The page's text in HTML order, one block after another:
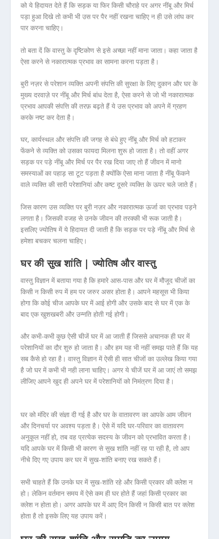
को ये हिदायत देते हैं कि सड़क या फिर किसी चौराहे पर अगर नींबू और मिर्च
पड़ा हुआ दिखे तो कभी भी उस पर पैर नहीं रखना चाहिए न ही उसे लांघ कर
पार करना चाहिए।
तो बता दें कि वास्तु के दृष्टिकोण से इसे अच्छा नहीं माना जाता। कहा जाता है
ऐसा करने से नकारात्मक प्रभाव का सामना करना पड़ता है।
बुरी नज़र से परेशान व्यक्ति अपनी संपत्ति की सुरक्षा के लिए दुकान और घर के
मुख्य दरवाज़े पर नींबू और मिर्च बांध देता है, ऐसा करने से जो भी नकारात्मक
प्रभाव आपकी संपत्ति की तरफ़ बढ़ते हैं ये उस प्रभाव को अपने में ग्रहण
करके नष्ट कर देता है।
घर, कार्यस्थल और संपत्ति की जगह से बंधे हुए नींबू और मिर्च को हटाकर
फेंकने से व्यक्ति को उसका फायदा मिलना शुरू हो जाता है। तो वहीं अगर
सड़क पर पड़े नींबू और मिर्च पर पैर रख दिया जाए तो हैं जीवन में मानो
समस्याओं का पहाड़ सा टूट पड़ता है क्योंकि ऐसा माना जाता है नींबू फेंकने
वाले व्यक्ति की सारी परेशानियां और कष्ट दूसरे व्यक्ति के ऊपर चले जाते हैं।
जिस कारण उस व्यक्ति पर बुरी नज़र और नकारात्मक ऊर्जा का प्रभाव पड़ने
लगता है। जिसकी वजह से उनके जीवन की तरक्की भी रूक जाती है।
इसलिए ज्योतिष में ये हिदायत दी जाती है कि सड़क पर पड़े नींबू और मिर्च से
हमेशा बचकर चलना चाहिए।
घर की सुख शांति | ज्योतिष और वास्तु
वास्तु विज्ञान में बताया गया है कि हमारे आस-पास और घर में मौजूद चीजों का
किसी न किसी रुप में हम पर जरुर असर होता है। आपने महसूस भी किया
होगा कि कोई चीज आपके घर में आई होगी और उसके बाद से घर में एक के
बाद एक खुशखबरी और उन्नति होती गई होगी।
और कभी-कभी कुछ ऐसी चीजें घर में आ जाती हैं जिससे अचानक ही घर में
परेशानियों का दौर शुरु हो जाता है। और हम यह भी नहीं समझ पाते हैं कि यह
सब कैसे हो रहा है। वास्तु विज्ञान में ऐसी ही सात चीजों का उल्लेख किया गया
है जो घर में कभी भी नही लाना चाहिए। अगर ये चीजें घर में आ जाएं तो समझ
लीजिए आपने खुद ही अपने घर में परेशानियों को निमंत्रण दिया है।
घर को मंदिर की संज्ञा दी गई है और घर के वातावरण का आपके आम जीवन
और दिनचर्या पर अवश्य पड़ता है। ऐसे में यदि घर-परिवार का वातावरण
अनुकूल नहीं हो, तब वह प्रत्येक सदस्य के जीवन को प्रभावित करता है।
यदि आपके घर में किसी भी कारण से सुख शांति नहीं रह पा रही है, तो आप
नीचे दिए गए उपाय कर घर में सुख-शांति बनाए रख सकते हैं।
सभी चाहते हैं कि उनके घर में सुख-शांति रहे और किसी प्रकार की क्लेश न
हो। लेकिन वर्तमान समय में ऐसे कम ही घर होते हैं जहां किसी प्रकार का
क्लेश न होता हो। अगर आपके घर में आए दिन किसी न किसी बात पर क्लेश
होता है तो इसके लिए यह उपाय करें।